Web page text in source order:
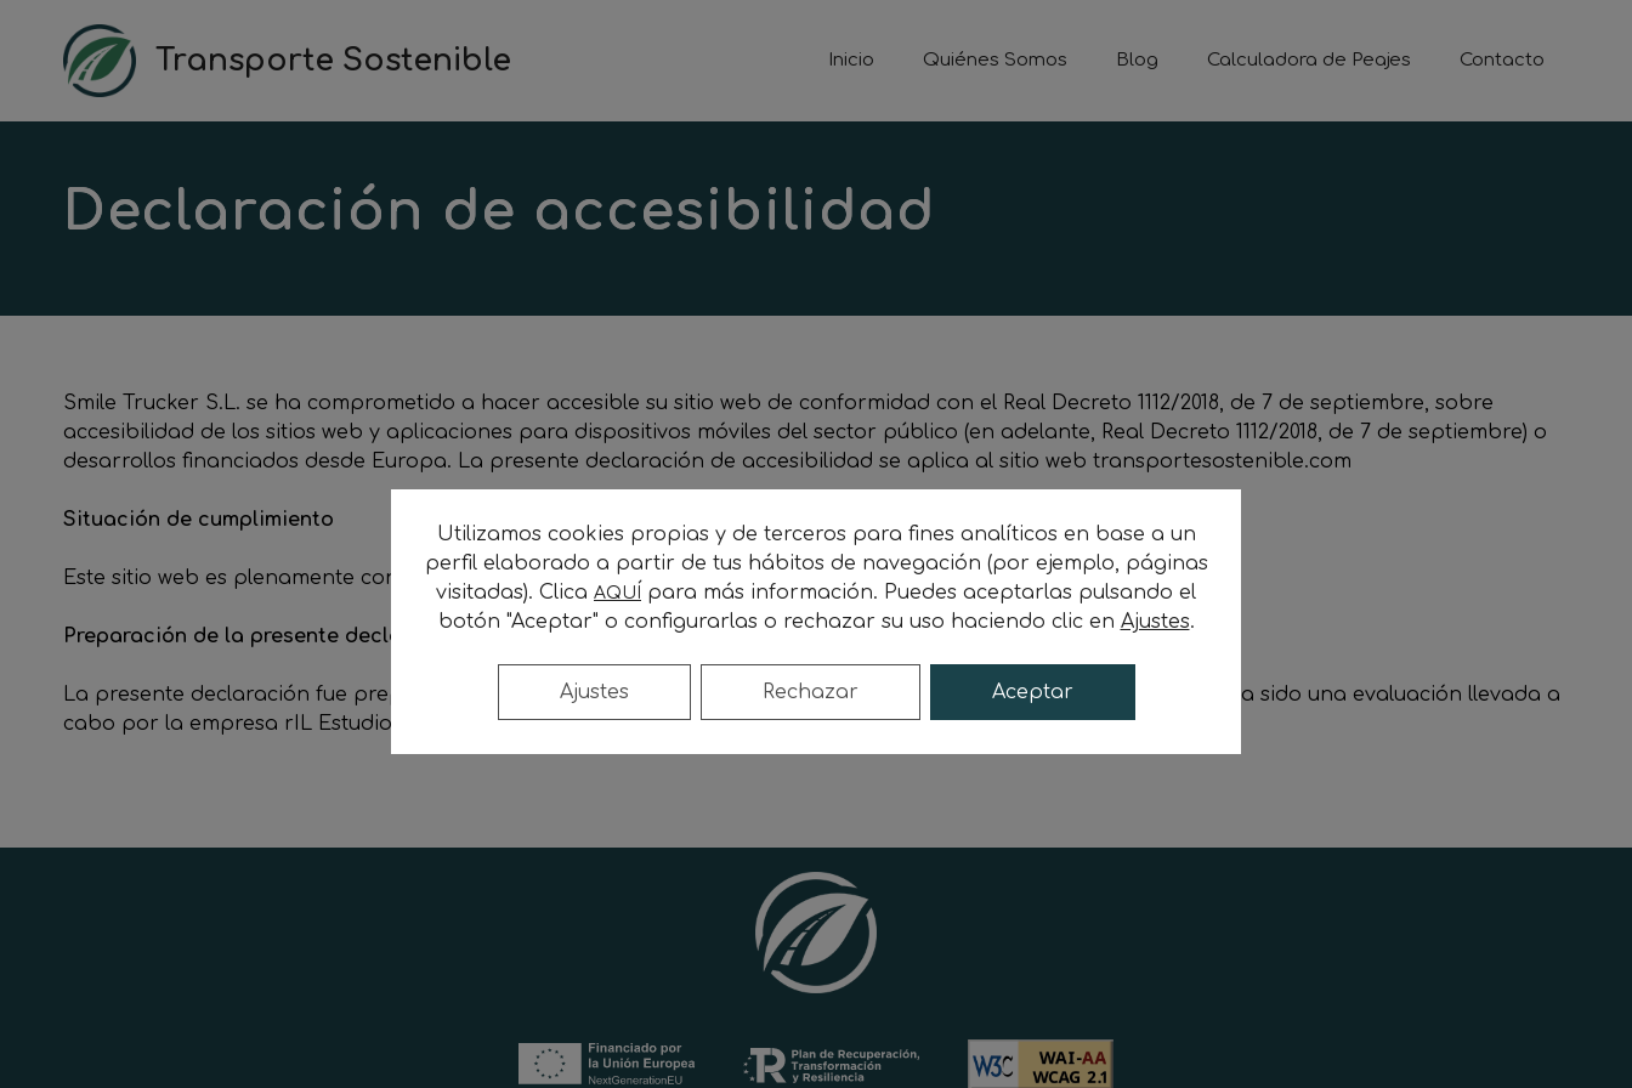
contenido
Transporte Sostenible Inicio Quiénes Somos Blog Calculadora de Peajes Contacto
Declaración de accesibilidad
Smile Trucker S.L. se ha comprometido a hacer accesible su sitio web de conformidad con el Real Decreto 1112/2018, de 7 de septiembre, sobre
accesibilidad de los sitios web y aplicaciones para dispositivos móviles del sector público (en adelante, Real Decreto 1112/2018, de 7 de septiembre) o
desarrollos financiados desde Europa. La presente declaración de accesibilidad se aplica al sitio web transportesostenible.com
Situación de cumplimiento
Este sitio web es plenamente conforme con el Real Decreto 1112/2018, de 7 de septiembre.
Preparación de la presente declaración de accesibilidad
La presente declaración fue preparada el 15 de enero de 2024. El método empleado para preparar la declaración ha sido una evaluación llevada a
cabo por la empresa rIL Estudio.
Utilizamos cookies propias y de terceros para fines analíticos en base a un
perfil elaborado a partir de tus hábitos de navegación (por ejemplo, páginas
visitadas). Clica AQUÍ para más información. Puedes aceptarlas pulsando el
botón "Aceptar" o configurarlas o rechazar su uso haciendo clic en Ajustes.
Aceptar
Rechazar
Ajustes